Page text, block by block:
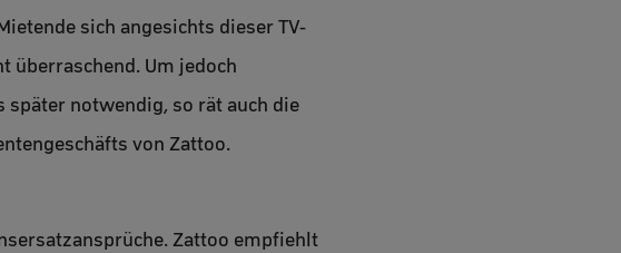
sich angesichts dieser TV-
überraschend. Um jedoch
notwendig, so rät auch die
von Zattoo.
Zattoo empfiehlt